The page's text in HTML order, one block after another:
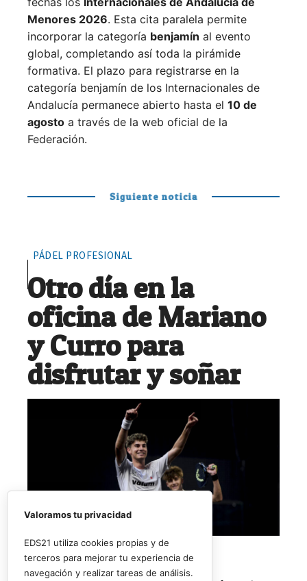
Menores 2026. Esta cita paralela permite
incorporar la categoría benjamín al evento
global, completando así toda la pirámide
formativa. El plazo para registrarse en la
categoría benjamín de los Internacionales de
Andalucía permanece abierto hasta el 10 de
agosto a través de la web oficial de la
Federación.
Siguiente noticia
PÁDEL PROFESIONAL
Otro día en la
oficina de Mariano
y Curro para
disfrutar y soñar
Valoramos tu privacidad
EDS21 utiliza cookies propias y de
terceros para mejorar tu experiencia de
navegación y realizar tareas de análisis.